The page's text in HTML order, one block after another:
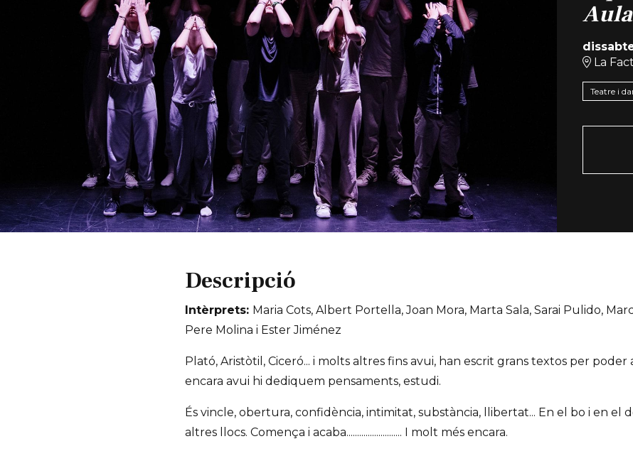
La
Teatre i
Descripció
Intèrprets: Maria Cots, Albert Portella, Joan Mora, Marta Sala, Sarai Pulido,
Pere Molina i Ester Jiménez
Plató, Aristòtil, Ciceró... i molts altres fins avui, han escrit grans textos per poder
encara avui hi dediquem pensaments, estudi.
És vincle, obertura, confidència, intimitat, substància, llibertat... En el bo i en el
altres llocs. Comença i acaba.......................... I molt més encara.